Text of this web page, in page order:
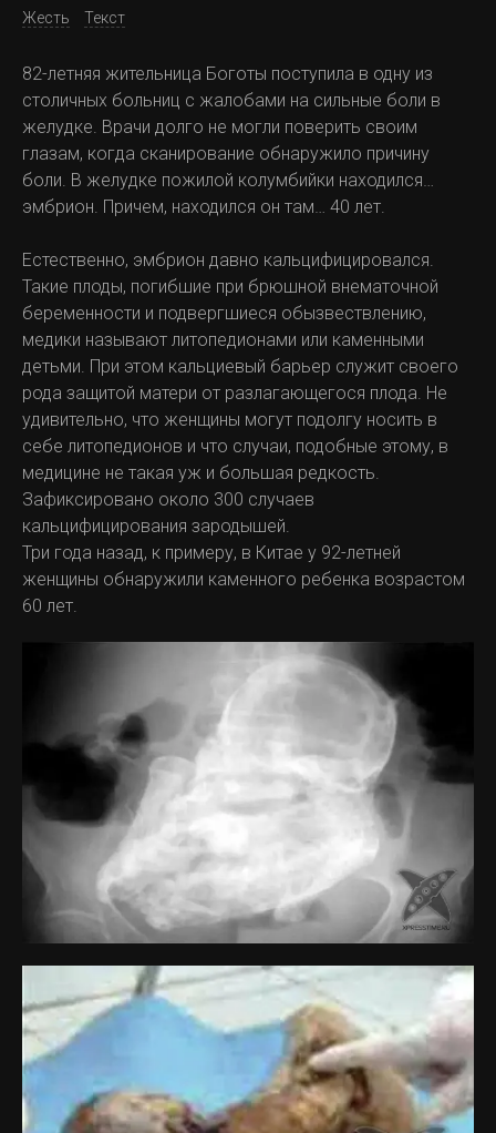
Жесть Текст
82-летняя жительница Боготы поступила в одну из
столичных больниц с жалобами на сильные боли в
желудке. Врачи долго не могли поверить своим
глазам, когда сканирование обнаружило причину
боли. В желудке пожилой колумбийки находился…
эмбрион. Причем, находился он там… 40 лет.
Естественно, эмбрион давно кальцифицировался.
Такие плоды, погибшие при брюшной внематочной
беременности и подвергшиеся обызвествлению,
медики называют литопедионами или каменными
детьми. При этом кальциевый барьер служит своего
рода защитой матери от разлагающегося плода. Не
удивительно, что женщины могут подолгу носить в
себе литопедионов и что случаи, подобные этому, в
медицине не такая уж и большая редкость.
Зафиксировано около 300 случаев
кальцифицирования зародышей.
Три года назад, к примеру, в Китае у 92-летней
женщины обнаружили каменного ребенка возрастом
60 лет.